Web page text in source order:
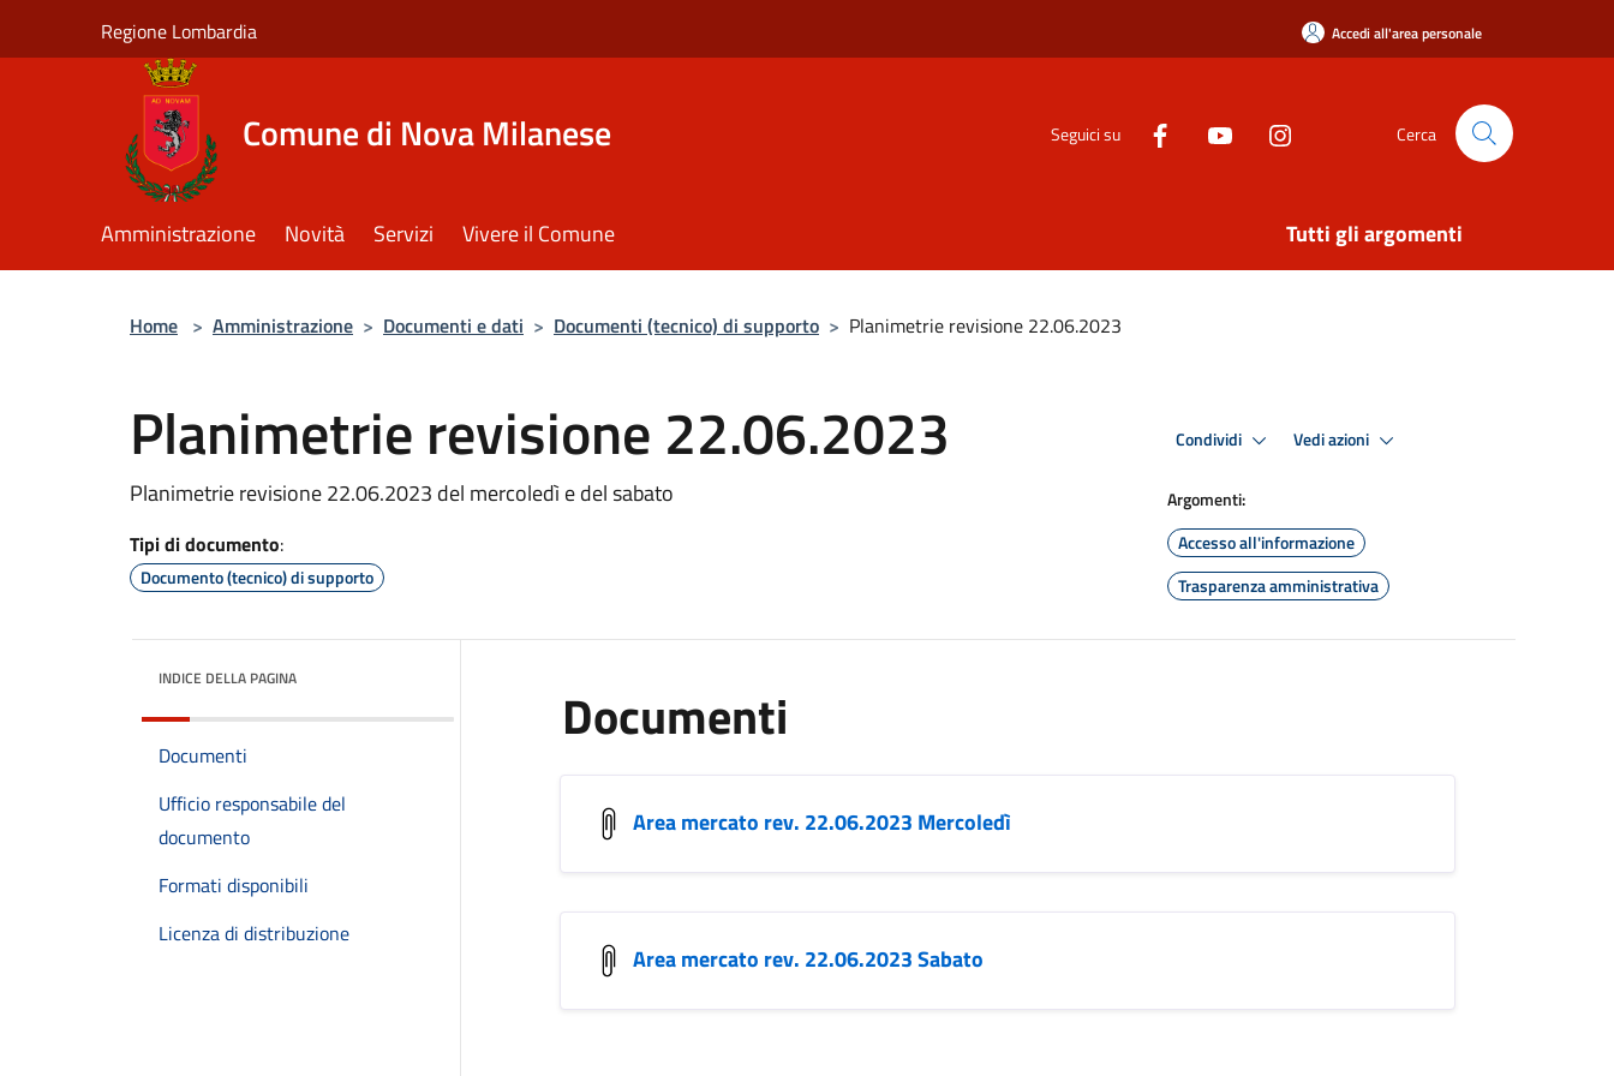
Regione Lombardia Accedi all'area personale
Comune di Nova Milanese Seguici su Cerca
Amministrazione Novità Servizi Vivere il Comune Tutti gli argomenti
Home > Amministrazione > Documenti e dati > Documenti (tecnico) di supporto > Planimetrie revisione 22.06.2023
Planimetrie revisione 22.06.2023
Planimetrie revisione 22.06.2023 del mercoledì e del sabato
Tipi di documento:
Documento (tecnico) di supporto
Condividi Vedi azioni
Argomenti:
Accesso all'informazione
Trasparenza amministrativa
INDICE DELLA PAGINA
Documenti
Ufficio responsabile del
documento
Formati disponibili
Licenza di distribuzione
Documenti
Area mercato rev. 22.06.2023 Mercoledì
Area mercato rev. 22.06.2023 Sabato